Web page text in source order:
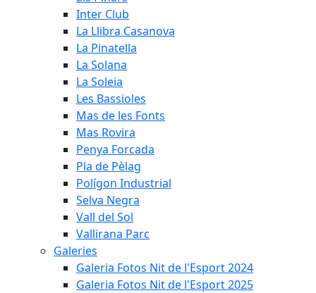
Inter Club
La Llibra Casanova
La Pinatella
La Solana
La Soleia
Les Bassioles
Mas de les Fonts
Mas Rovira
Penya Forcada
Pla de Pèlag
Polígon Industrial
Selva Negra
Vall del Sol
Vallirana Parc
Galeries
Galeria Fotos Nit de l'Esport 2024
Galeria Fotos Nit de l'Esport 2025